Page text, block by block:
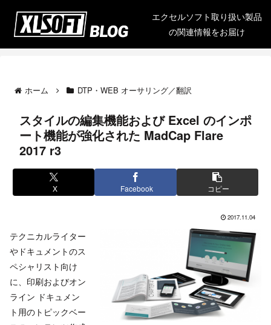
エクセルソフト取り扱い製品
の関連情報をお届け
ホーム DTP・WEB オーサリング／翻訳
スタイルの編集機能および Excel のインポ
ート機能が強化された MadCap Flare
2017 r3
X Facebook コピー
2017.11.04
テクニカルライター
やドキュメントのス
ペシャリスト向け
に、印刷およびオン
ライン ドキュメン
ト用のトピックベー